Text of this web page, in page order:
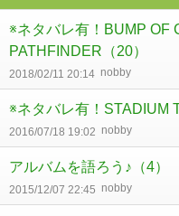
※ネタバレ有！BUMP OF
PATHFINDER （20）
2018/02/11 20:14 nobby
※ネタバレ有！STADIUM
2016/07/18 19:02 nobby
アルバムを語ろう♪ （4）
2015/12/07 22:45 nobby